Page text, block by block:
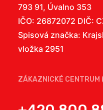
793 91, Úvalno 353
IČO: 26872072 DIČ:
Spisová značka:
vložka 2951
ZÁKAZNICKÉ